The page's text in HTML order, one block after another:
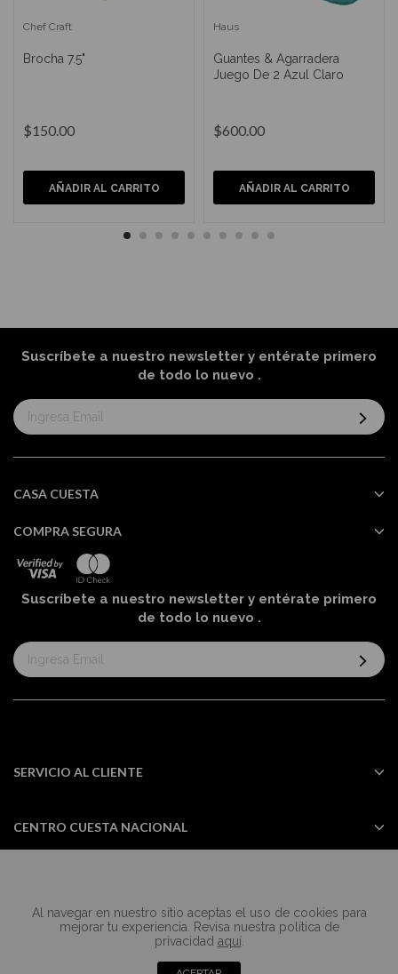
Al navegar en nuestro sitio aceptas el uso de cookies para
mejorar tu experiencia. Revisa nuestra política de
privacidad aquí.
Chef Craft
Brocha 7.5"
$150.00
AÑADIR AL CARRITO
Haus
Guantes & Agarradera
Juego De 2 Azul Claro
$600.00
AÑADIR AL CARRITO
Suscríbete a nuestro newsletter y entérate primero
de todo lo nuevo .
Suscríbase
al
informativo:
CASA CUESTA
COMPRA SEGURA
Suscríbete a nuestro newsletter y entérate primero
de todo lo nuevo .
Suscríbase
al
informativo:
SERVICIO AL CLIENTE
CENTRO CUESTA NACIONAL
Todos los derechos reservados Casa
Cuesta ©2024